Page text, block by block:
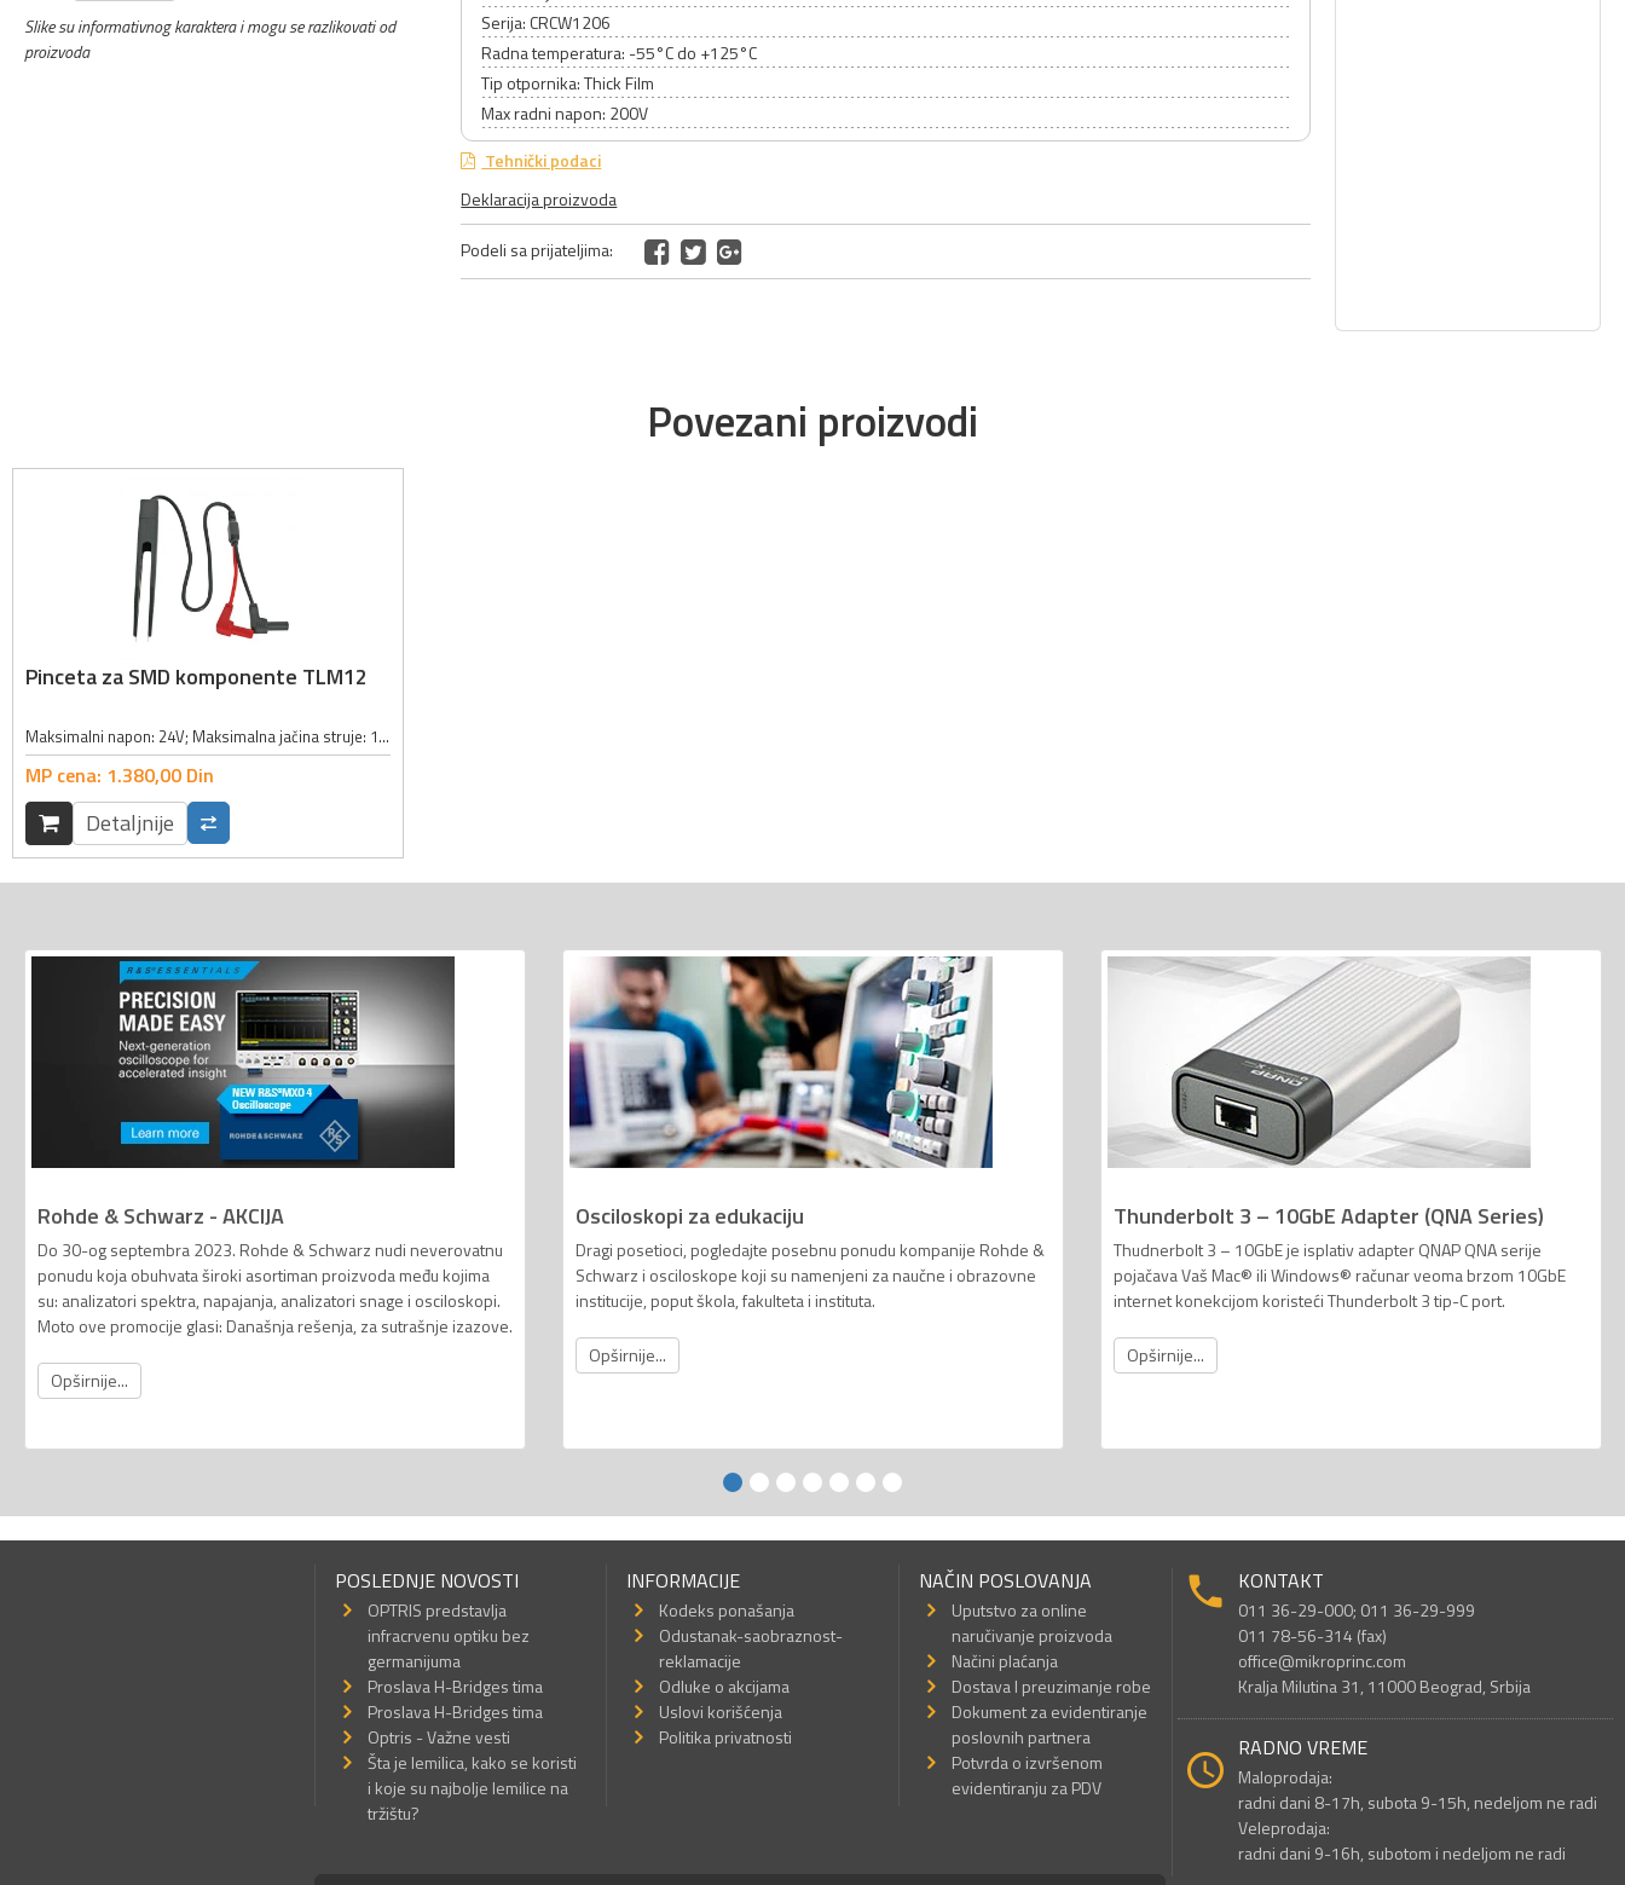
Slike su informativnog karaktera i mogu se razlikovati od
proizvoda
Serija: CRCW1206
Radna temperatura: -55°C do +125°C
Tip otpornika: Thick Film
Max radni napon: 200V
Tehnički podaci
Deklaracija proizvoda
Podeli sa prijateljima:
Povezani proizvodi
Pinceta za SMD komponente TLM12
Maksimalni napon: 24V; Maksimalna jačina struje: 1A; Dužina kabla: 40cm; Veličina vrha pincete: 1.1 x 0.25mm;
MP cena: 1.380,00 Din
Detaljnije
Rohde & Schwarz - AKCIJA
Do 30-og septembra 2023. Rohde & Schwarz nudi neverovatnu
ponudu koja obuhvata široki asortiman proizvoda među kojima
su: analizatori spektra, napajanja, analizatori snage i osciloskopi.
Moto ove promocije glasi: Današnja rešenja, za sutrašnje izazove.
Opširnije...
Osciloskopi za edukaciju
Dragi posetioci, pogledajte posebnu ponudu kompanije Rohde &
Schwarz i osciloskope koji su namenjeni za naučne i obrazovne
institucije, poput škola, fakulteta i instituta.
Opširnije...
Thunderbolt 3 – 10GbE Adapter (QNA Series)
Thudnerbolt 3 – 10GbE je isplativ adapter QNAP QNA serije
pojačava Vaš Mac® ili Windows® računar veoma brzom 10GbE
internet konekcijom koristeći Thunderbolt 3 tip-C port.
Opširnije...
POSLEDNJE NOVOSTI
OPTRIS predstavlja
infracrvenu optiku bez
germanijuma
Proslava H-Bridges tima
Proslava H-Bridges tima
Optris - Važne vesti
Šta je lemilica, kako se koristi
i koje su najbolje lemilice na
tržištu?
INFORMACIJE
Kodeks ponašanja
Odustanak-saobraznost-
reklamacije
Odluke o akcijama
Uslovi korišćenja
Politika privatnosti
NAČIN POSLOVANJA
Uputstvo za online
naručivanje proizvoda
Načini plaćanja
Dostava I preuzimanje robe
Dokument za evidentiranje
poslovnih partnera
Potvrda o izvršenom
evidentiranju za PDV
KONTAKT
011 36-29-000; 011 36-29-999
011 78-56-314 (fax)
office@mikroprinc.com
Kralja Milutina 31, 11000 Beograd, Srbija
RADNO VREME
Maloprodaja:
radni dani 8-17h, subota 9-15h, nedeljom ne radi
Veleprodaja:
radni dani 9-16h, subotom i nedeljom ne radi